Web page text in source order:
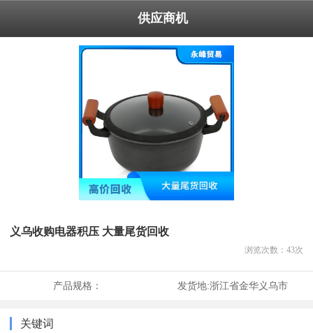
供应商机
义乌收购电器积压 大量尾货回收
浏览次数： 43次
产品规格： 发货地:浙江省金华义乌市
关键词